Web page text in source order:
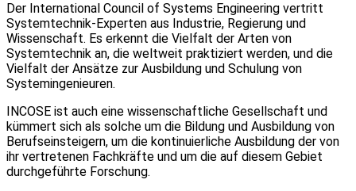
Der International Council of Systems Engineering vertritt
Systemtechnik-Experten aus Industrie, Regierung und
Wissenschaft. Es erkennt die Vielfalt der Arten von
Systemtechnik an, die weltweit praktiziert werden, und die
Vielfalt der Ansätze zur Ausbildung und Schulung von
Systemingenieuren.
INCOSE ist auch eine wissenschaftliche Gesellschaft und
kümmert sich als solche um die Bildung und Ausbildung von
Berufseinsteigern, um die kontinuierliche Ausbildung der von
ihr vertretenen Fachkräfte und um die auf diesem Gebiet
durchgeführte Forschung.